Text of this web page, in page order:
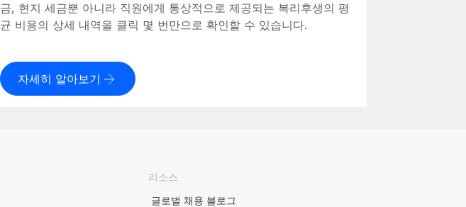
금, 현지 세금뿐 아니라 직원에게 통상적으로 제공되는 복리후생의 평
균 비용의 상세 내역을 클릭 몇 번만으로 확인할 수 있습니다.
자세히 알아보기
리소스
글로벌 채용 블로그